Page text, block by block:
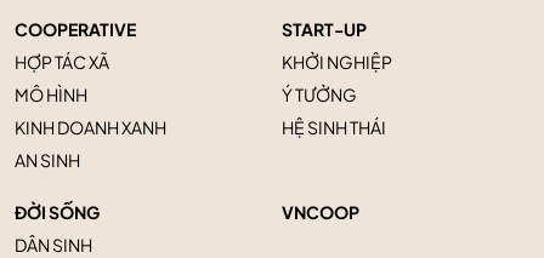
COOPERATIVE
HỢP TÁC XÃ
MÔ HÌNH
KINH DOANH XANH
AN SINH
START-UP
KHỞI NGHIỆP
Ý TƯỞNG
HỆ SINH THÁI
ĐỜI SỐNG
DÂN SINH
VNCOOP